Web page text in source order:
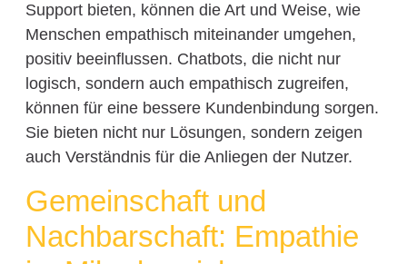
Support bieten, können die Art und Weise, wie
Menschen empathisch miteinander umgehen,
positiv beeinflussen. Chatbots, die nicht nur
logisch, sondern auch empathisch zugreifen,
können für eine bessere Kundenbindung sorgen.
Sie bieten nicht nur Lösungen, sondern zeigen
auch Verständnis für die Anliegen der Nutzer.
Gemeinschaft und
Nachbarschaft: Empathie